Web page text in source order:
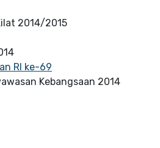
2014/2015
RI ke-69
Kebangsaan 2014